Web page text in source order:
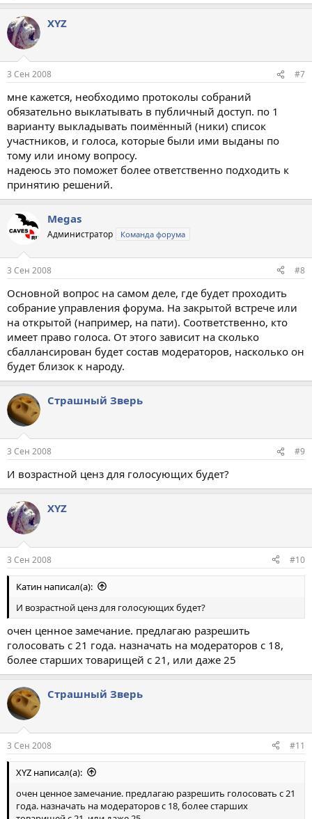
XYZ
3 Сен 2008 #7
мне кажется, необходимо протоколы собраний
обязательно выклатывать в публичный доступ. по 1
варианту выкладывать поимённый (ники) список
участников, и голоса, которые были ими выданы по
тому или иному вопросу.
надеюсь это поможет более ответственно подходить к
принятию решений.
Megas
Администратор Команда форума
3 Сен 2008 #8
Основной вопрос на самом деле, где будет проходить
собрание управления форума. На закрытой встрече или
на открытой (например, на пати). Соответственно, кто
имеет право голоса. От этого зависит на сколько
сбаллансирован будет состав модераторов, насколько он
будет близок к народу.
Страшный Зверь
3 Сен 2008 #9
И возрастной ценз для голосующих будет?
XYZ
3 Сен 2008 #10
Катин написал(а):
И возрастной ценз для голосующих будет?
очен ценное замечание. предлагаю разрешить
голосовать с 21 года. назначать на модераторов с 18,
более старших товарищей с 21, или даже 25
Страшный Зверь
3 Сен 2008 #11
XYZ написал(а):
очен ценное замечание. предлагаю разрешить голосовать с 21
года. назначать на модераторов с 18, более старших